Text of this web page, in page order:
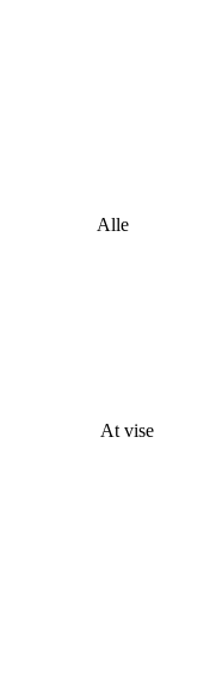
Alle
At vise